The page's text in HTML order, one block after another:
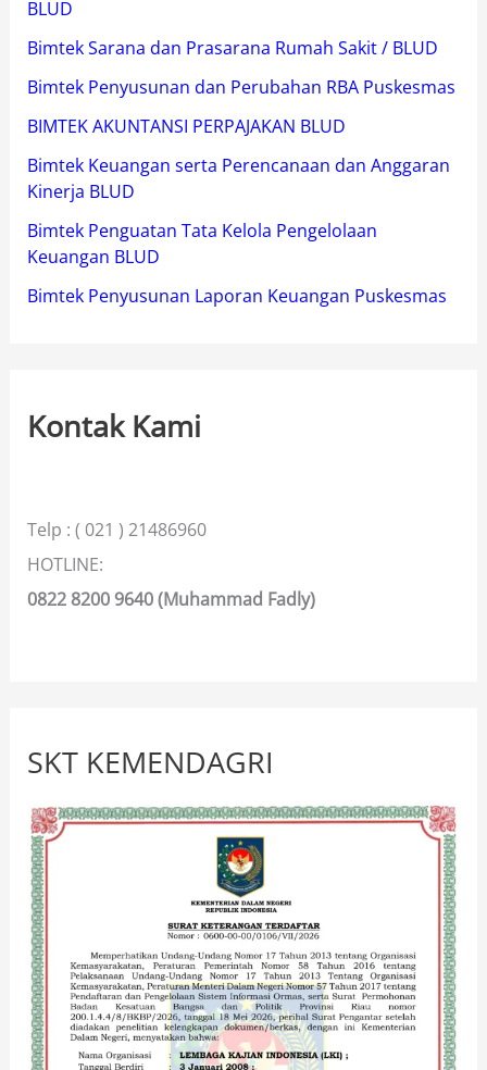
BLUD
Bimtek Sarana dan Prasarana Rumah Sakit / BLUD
Bimtek Penyusunan dan Perubahan RBA Puskesmas
BIMTEK AKUNTANSI PERPAJAKAN BLUD
Bimtek Keuangan serta Perencanaan dan Anggaran
Kinerja BLUD
Bimtek Penguatan Tata Kelola Pengelolaan
Keuangan BLUD
Bimtek Penyusunan Laporan Keuangan Puskesmas
Kontak Kami
Telp : ( 021 ) 21486960
HOTLINE:
0822 8200 9640 (Muhammad Fadly)
SKT KEMENDAGRI